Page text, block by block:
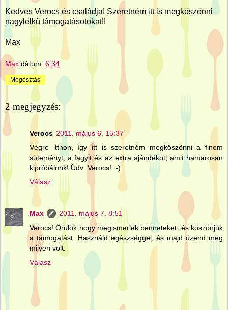
Kedves Verocs és családja! Szeretném itt is megköszönni
nagylelkű támogatásotokat!!
Max
Max dátum: 6:34
Megosztás
2 megjegyzés:
Verocs 2011. május 6. 15:37
Végre itthon, így itt is szeretném megköszönni a finom
süteményt, a fagyit és az extra ajándékot, amit hamarosan
kipróbálunk! Üdv: Verocs! :-)
Válasz
Max
2011. május 7. 8:51
Verocs! Örülök hogy megismerlek benneteket, és köszönjük
a támogatást. Használd egészséggel, és majd üzend meg
milyen volt.
Válasz